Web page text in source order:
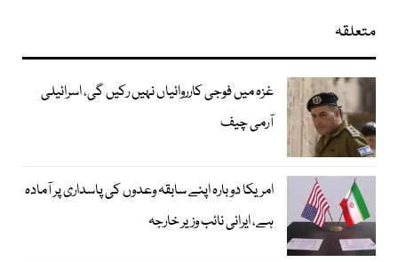
متعلقہ
غزہ میں فوجی کارروائیاں نہیں رکیں گی، اسرائیلی
آرمی چیف
امریکا دوبارہ اپنے سابقہ وعدوں کی پاسداری پر آمادہ
ہے، ایرانی نائب وزیر خارجہ